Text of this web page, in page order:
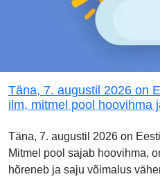
Täna, 7. augustil 2026 on
ilm, mitmel pool hoovihma
Täna, 7. augustil 2026 on
Mitmel pool sajab hoovihma,
hõreneb ja saju võimalus